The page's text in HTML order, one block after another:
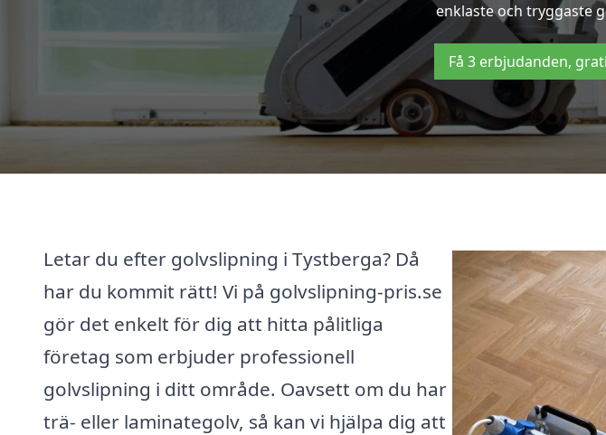
enklaste och tryggaste
Få 3 erbjudanden,
Letar du efter golvslipning i Tystberga? Då
har du kommit rätt! Vi på golvslipning-pris.se
gör det enkelt för dig att hitta pålitliga
företag som erbjuder professionell
golvslipning i ditt område. Oavsett om du har
trä- eller laminategolv, så kan vi hjälpa dig att